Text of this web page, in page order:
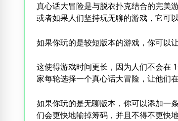
真心话大冒险是与脱衣扑克结合的完美
或者如果人们坚持玩无聊的游戏，它可
如果你玩的是较短版本的游戏，你可以
这使得游戏时间更长，因为人们不会在
家每轮选择一个真心话大冒险，让他们
如果你玩的是无聊版本，你可以添加一
们会更快地输掉筹码，并且不得不更快地